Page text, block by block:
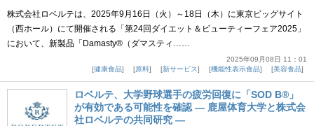
株式会社ロベルテは、2025年9月16日（火）～18日（木）に東京ビッグサイト
（西ホール）にて開催される「第24回ダイエット＆ビューティーフェア2025」
において、新製品「Damasty®（ダマスティ……
2025年09月08日 11：01
健康食品
原料 新サービス 機能性表示食品 美容食品
ロベルテ、大学野球選手の疲労回復に「SOD B®」
が有効である可能性を確認 ― 鹿屋体育大学と株式会
社ロベルテの共同研究 ―